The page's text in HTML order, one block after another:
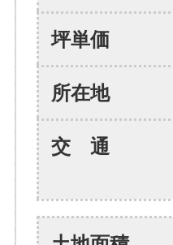
坪単価
所在地
交 通